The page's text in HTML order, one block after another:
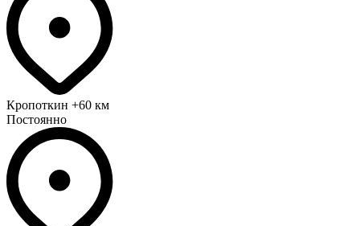
Кропоткин +60 км
Постоянно